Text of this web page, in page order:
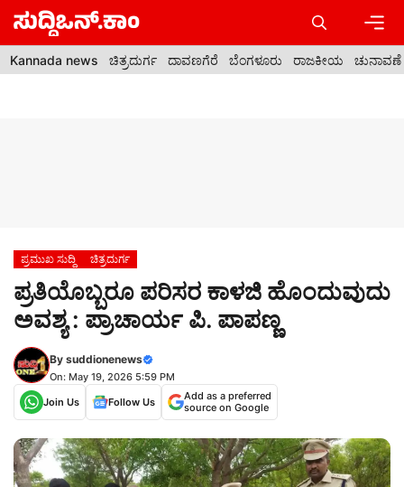
Skip
content
Kannada news ಚಿತ್ರದುರ್ಗ ದಾವಣಗೆರೆ ಬೆಂಗಳೂರು ರಾಜಕೀಯ ಚುನಾವಣೆ
ಪ್ರಮುಖ ಸುದ್ದಿ ಚಿತ್ರದುರ್ಗ
ಪ್ರತಿಯೊಬ್ಬರೂ ಪರಿಸರ ಕಾಳಜಿ ಹೊಂದುವುದು
ಅವಶ್ಯ : ಪ್ರಾಚಾರ್ಯ ಪಿ. ಪಾಪಣ್ಣ
By suddionenews
On: May 19, 2026 5:59 PM
Join Us
Follow Us
Add as a preferred
source on Google